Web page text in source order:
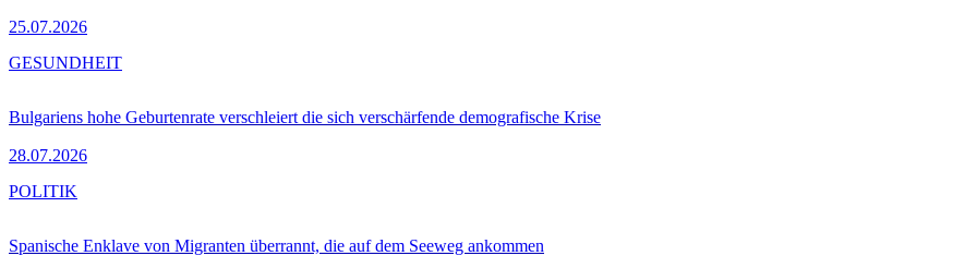
25.07.2026
Bulgariens hohe Geburtenrate verschleiert die sich verschärfende demografische Krise
28.07.2026
GESUNDHEIT
Spanische Enklave von Migranten überrannt, die auf dem Seeweg ankommen
POLITIK